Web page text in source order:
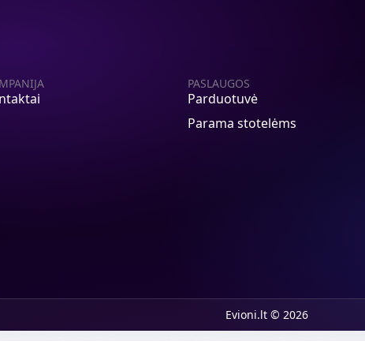
PASLAUGOS
Parduotuvė
Parama stotelėms
Evioni.lt © 2026